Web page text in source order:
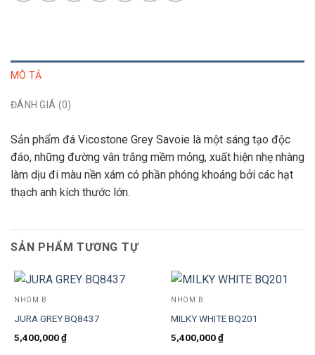
MÔ TẢ
ĐÁNH GIÁ (0)
Sản phẩm đá Vicostone Grey Savoie là một sáng tạo độc
đáo, những đường vân trắng mềm mỏng, xuất hiện nhẹ nhàng
làm dịu đi màu nền xám có phần phóng khoáng bởi các hạt
thạch anh kích thước lớn.
SẢN PHẨM TƯƠNG TỰ
NHÓM B
JURA GREY BQ8437
5,400,000₫
NHÓM B
MILKY WHITE BQ201
5,400,000₫